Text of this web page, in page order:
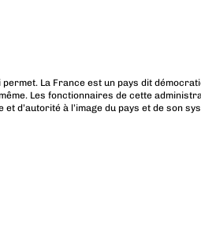
permet. La France est un pays dit
Les fonctionnaires de cette
d’autorité à l’image du pays et de son